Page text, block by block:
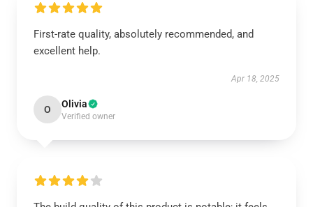
First-rate quality, absolutely recommended, and
excellent help.
Apr 18, 2025
O Olivia
Verified owner